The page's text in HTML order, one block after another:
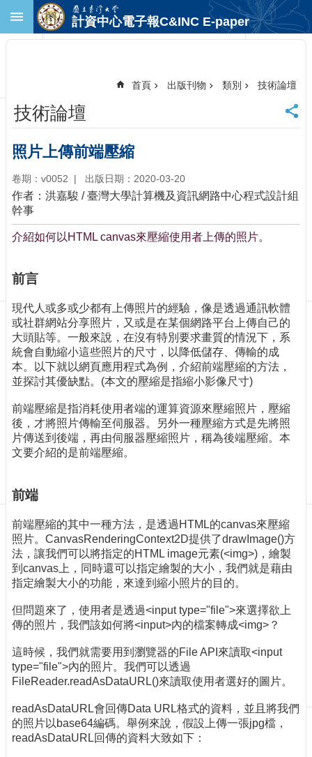
跳到主要內容區塊
首
頁
臺
大
首
頁
計
中
首
聯
絡
資
訊
訂
閱/
消
站
導
覽
消
關
於
我
們
出
版
物
校
服
務
計資中心電子報C&INC E-paper
首頁 出版刊物 類別 技術論壇
技術論壇
照片上傳前端壓縮
卷期：v0052 出版日期：2020-03-20
作者：洪嘉駿 / 臺灣大學計算機及資訊網路中心程式設計組
幹事
介紹如何以HTML canvas來壓縮使用者上傳的照片。
前言
現代人或多或少都有上傳照片的經驗，像是透過通訊軟體
或社群網站分享照片，又或是在某個網路平台上傳自己的
大頭貼等。一般來說，在沒有特別要求畫質的情況下，系
統會自動縮小這些照片的尺寸，以降低儲存、傳輸的成
本。以下就以網頁應用程式為例，介紹前端壓縮的方法，
並探討其優缺點。(本文的壓縮是指縮小影像尺寸)
前端壓縮是指消耗使用者端的運算資源來壓縮照片，壓縮
後，才將照片傳輸至伺服器。另外一種壓縮方式是先將照
片傳送到後端，再由伺服器壓縮照片，稱為後端壓縮。本
文要介紹的是前端壓縮。
前端
前端壓縮的其中一種方法，是透過HTML的canvas來壓縮
照片。CanvasRenderingContext2D提供了drawImage()方
法，讓我們可以將指定的HTML image元素(<img>)，繪製
到canvas上，同時還可以指定繪製的大小，我們就是藉由
指定繪製大小的功能，來達到縮小照片的目的。
但問題來了，使用者是透過<input type="file">來選擇欲上
傳的照片，我們該如何將<input>內的檔案轉成<img>？
這時候，我們就需要用到瀏覽器的File API來讀取<input
type="file">內的照片。我們可以透過
FileReader.readAsDataURL()來讀取使用者選好的圖片。
readAsDataURL會回傳Data URL格式的資料，並且將我們
的照片以base64編碼。舉例來說，假設上傳一張jpg檔，
readAsDataURL回傳的資料大致如下：